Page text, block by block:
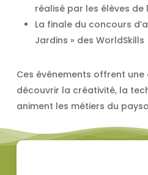
réalisé par les élèves de
La finale du concours
Jardins » des WorldSkills
Ces événements offrent
découvrir la créativité, la
animent les métiers du